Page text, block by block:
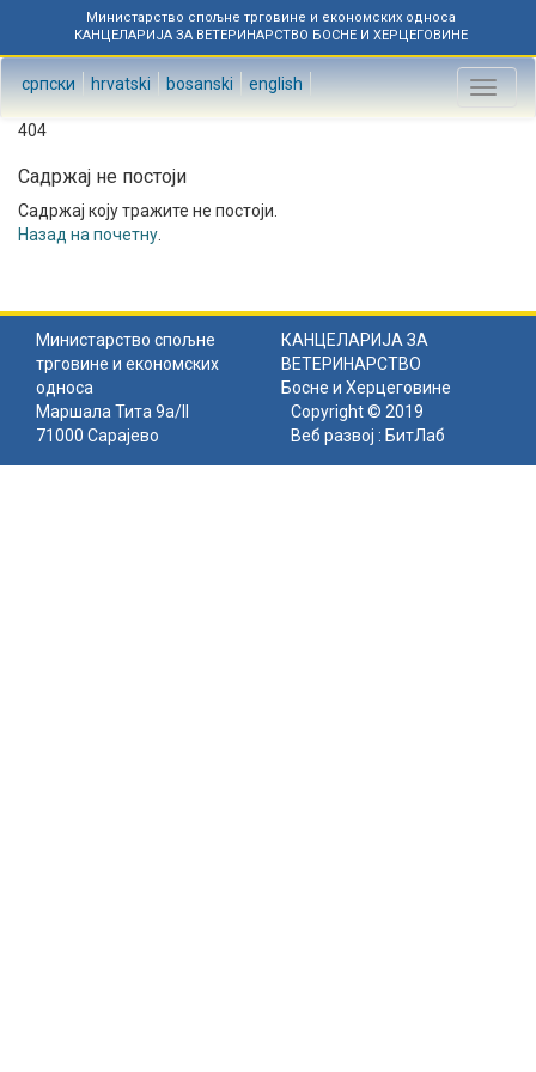
Министарство спољне трговине и економских односа
КАНЦЕЛАРИЈА ЗА ВЕТЕРИНАРСТВО БОСНЕ И ХЕРЦЕГОВИНЕ
српски hrvatski bosanski english
Toggle
404
Садржај не постоји
Садржај коју тражите не постоји.
Назад на почетну
Министарство спољне
трговине и економских
односа
КАНЦЕЛАРИЈА ЗА
ВЕТЕРИНАРСТВО
Босне и Херцеговине
Маршала Тита 9а/II
71000 Сарајево
Copyright © 2019
Веб развој : БитЛаб